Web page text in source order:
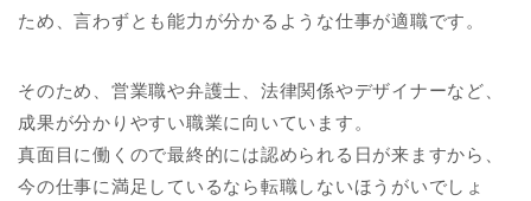
ため、言わずとも能力が分かるような仕事が適職です。
そのため、営業職や弁護士、法律関係やデザイナーなど、
成果が分かりやすい職業に向いています。
真面目に働くので最終的には認められる日が来ますから、
今の仕事に満足しているなら転職しないほうがいでしょ